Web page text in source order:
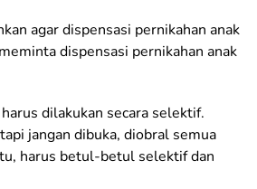
agar dispensasi pernikahan anak
dispensasi pernikahan anak
dilakukan secara selektif.
jangan dibuka, diobral semua
harus betul-betul selektif dan